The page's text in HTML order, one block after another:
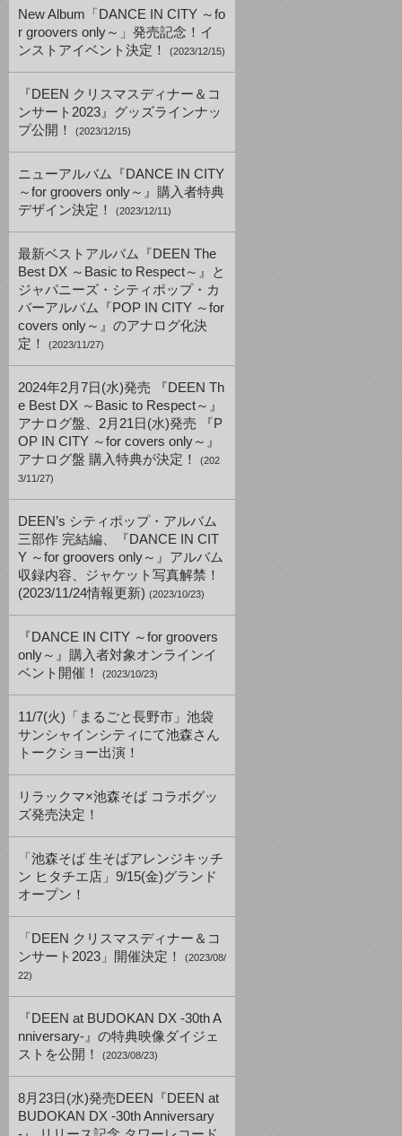
New Album「DANCE IN CITY ～fo
r groovers only～」発売記念！イ
ンストアイベント決定！
(2023/12/15)
『DEEN クリスマスディナー＆コ
ンサート2023』グッズラインナッ
プ公開！
(2023/12/15)
ニューアルバム『DANCE IN CITY
～for groovers only～』購入者特典
デザイン決定！
(2023/12/11)
最新ベストアルバム『DEEN The
Best DX ～Basic to Respect～』と
ジャパニーズ・シティポップ・カ
バーアルバム『POP IN CITY ～for
covers only～』のアナログ化決
定！
(2023/11/27)
2024年2月7日(水)発売 『DEEN Th
e Best DX ～Basic to Respect～』
アナログ盤、2月21日(水)発売 『P
OP IN CITY ～for covers only～』
アナログ盤 購入特典が決定！
(202
3/11/27)
DEEN’s シティポップ・アルバム
三部作 完結編、『DANCE IN CIT
Y ～for groovers only～』アルバム
収録内容、ジャケット写真解禁！
(2023/11/24情報更新) (2023/10/23)
『DANCE IN CITY ～for groovers
only～』購入者対象オンラインイ
ベント開催！
(2023/10/23)
11/7(火)「まるごと長野市」池袋
サンシャインシティにて池森さん
トークショー出演！
リラックマ×池森そば コラボグッ
ズ発売決定！
「池森そば 生そばアレンジキッチ
ン ヒタチエ店」9/15(金)グランド
オープン！
「DEEN クリスマスディナー＆コ
ンサート2023」開催決定！
(2023/08/
22)
『DEEN at BUDOKAN DX -30th A
nniversary-』の特典映像ダイジェ
ストを公開！
(2023/08/23)
8月23日(水)発売DEEN『DEEN at
BUDOKAN DX -30th Anniversary